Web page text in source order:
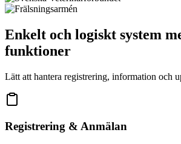
Enkelt och logiskt system
funktioner
Lätt att hantera registrering, information och
Registrering & Anmälan